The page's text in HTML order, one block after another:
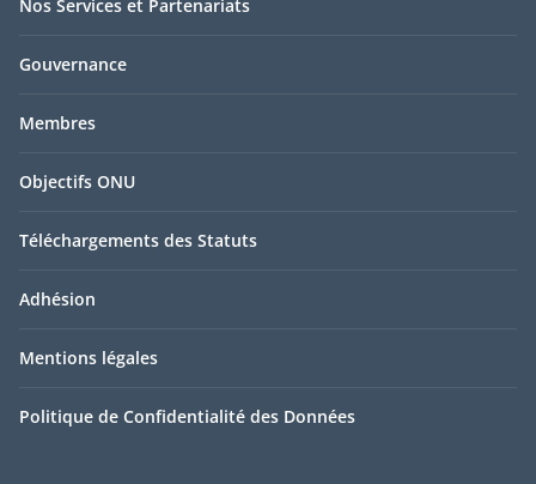
Nos Services et Partenariats
Gouvernance
Membres
Objectifs ONU
Téléchargements des Statuts
Adhésion
Mentions légales
Politique de Confidentialité des Données